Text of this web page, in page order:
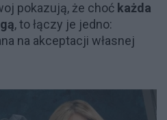
pokazują, że choć każda
, to łączy je jedno:
na akceptacji własnej